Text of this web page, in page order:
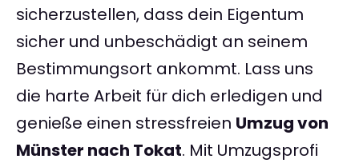
sicherzustellen, dass dein Eigentum
sicher und unbeschädigt an seinem
Bestimmungsort ankommt. Lass uns
die harte Arbeit für dich erledigen und
genieße einen stressfreien Umzug von
Münster nach Tokat. Mit Umzugsprofi